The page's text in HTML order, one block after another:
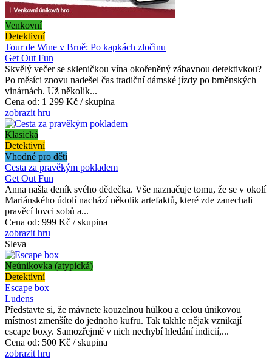
Venkovní
Detektivní
Tour de Wine v Brně: Po kapkách zločinu
Get Out Fun
Skvělý večer se skleničkou vína okořeněný zábavnou detektivkou?
Po měsíci znovu nadešel čas tradiční dámské jízdy po brněnských
vinárnách. Už několik...
Cena od: 1 299 Kč / skupina
zobrazit hru
Klasická
Detektivní
Vhodné pro děti
Cesta za pravěkým pokladem
Get Out Fun
Anna našla deník svého dědečka. Vše naznačuje tomu, že se v okolí
Mariánského údolí nachází několik artefaktů, které zde zanechali
pravěcí lovci sobů a...
Cena od: 999 Kč / skupina
zobrazit hru
Sleva
Neúnikovka (atypická)
Detektivní
Escape box
Ludens
Představte si, že mávnete kouzelnou hůlkou a celou únikovou
místnost zmenšíte do jednoho kufru. Tak takhle nějak vznikají
escape boxy. Samozřejmě v nich nechybí hledání indicií,...
Cena od: 500 Kč / skupina
zobrazit hru